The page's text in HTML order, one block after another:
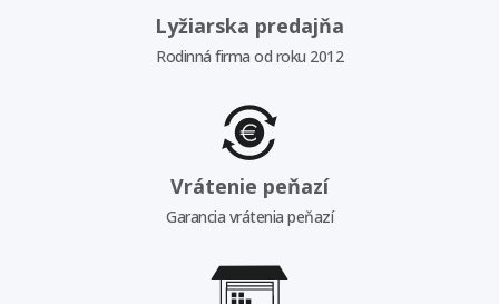
Lyžiarska predajňa
Rodinná firma od roku 2012
Vrátenie peňazí
Garancia vrátenia peňazí